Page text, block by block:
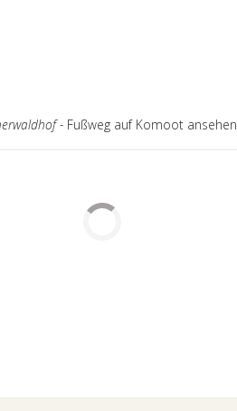
- Fußweg auf Komoot ansehen